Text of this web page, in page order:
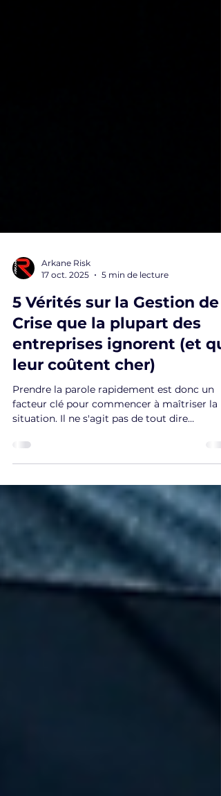
17 oct. 2025
5 min de lecture
5 Vérités sur la Gestion de
Crise que la plupart des
entreprises ignorent (et
leur coûtent cher)
Prendre la parole rapidement est donc un
situation. Il ne s'agit pas de tout dire
accuser réception de la situation, exprimer
l'empathie pour les personnes touchées et